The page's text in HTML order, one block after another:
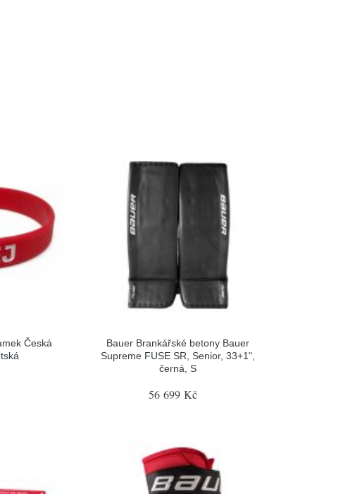
Česká
Bauer Brankářské betony Bauer
Supreme FUSE SR, Senior, 33+1",
černá, S
56 699 Kč